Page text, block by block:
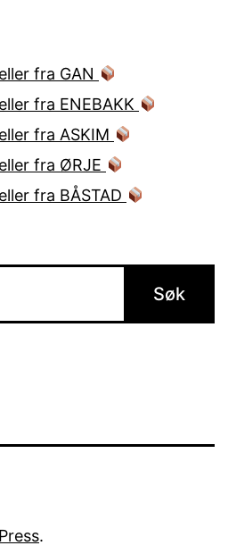
fra GAN
fra ENEBAKK
fra ASKIM
fra ØRJE
fra BÅSTAD
.